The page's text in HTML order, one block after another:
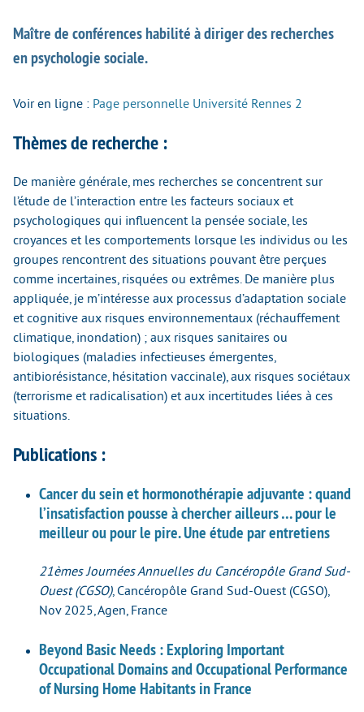
Maître de conférences habilité à diriger des recherches
en psychologie sociale.
Voir en ligne : Page personnelle Université Rennes 2
Thèmes de recherche :
De manière générale, mes recherches se concentrent sur
l’étude de l’interaction entre les facteurs sociaux et
psychologiques qui influencent la pensée sociale, les
croyances et les comportements lorsque les individus ou les
groupes rencontrent des situations pouvant être perçues
comme incertaines, risquées ou extrêmes. De manière plus
appliquée, je m’intéresse aux processus d’adaptation sociale
et cognitive aux risques environnementaux (réchauffement
climatique, inondation) ; aux risques sanitaires ou
biologiques (maladies infectieuses émergentes,
antibiorésistance, hésitation vaccinale), aux risques sociétaux
(terrorisme et radicalisation) et aux incertitudes liées à ces
situations.
Publications :
Cancer du sein et hormonothérapie adjuvante : quand
l’insatisfaction pousse à chercher ailleurs … pour le
meilleur ou pour le pire. Une étude par entretiens
21èmes Journées Annuelles du Cancéropôle Grand Sud-
Ouest (CGSO), Cancéropôle Grand Sud-Ouest (CGSO),
Nov 2025, Agen, France
Beyond Basic Needs : Exploring Important
Occupational Domains and Occupational Performance
of Nursing Home Habitants in France